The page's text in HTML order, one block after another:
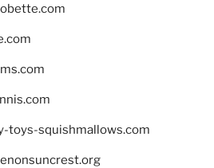
toys-squishmallows.com